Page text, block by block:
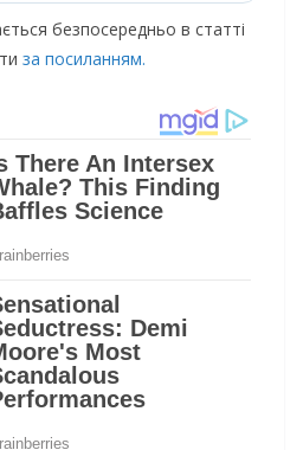
безпосередньо в статті
за посиланням.